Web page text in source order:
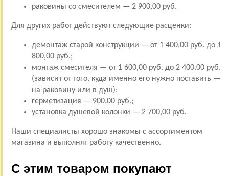
раковины со смесителем — 2 900,00 руб.
Для других работ действуют следующие расценки:
демонтаж старой конструкции — от 1 400,00 руб. до 1
800,00 руб.;
монтаж смесителя — от 1 600,00 руб. до 2 400,00 руб.
(зависит от того, куда именно его нужно поставить —
на раковину или в душ);
герметизация — 900,00 руб.;
установка душевой колонки — 2 700,00 руб.
Наши специалисты хорошо знакомы с ассортиментом
магазина и выполнят работу качественно.
С этим товаром покупают